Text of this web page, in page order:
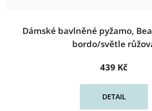
Dámské bavlněné pyžamo,
bordo/světle
439 Kč
DETAIL